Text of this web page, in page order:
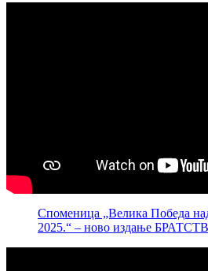
Споменица „Велика Победа
2025.“ – ново издање